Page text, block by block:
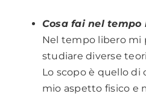
Cosa fai nel tempo
Nel tempo libero mi
studiare diverse
Lo scopo è quello di
mio aspetto fisico e